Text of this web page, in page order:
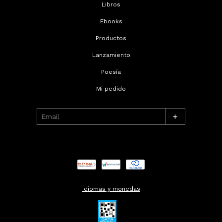
Libros
Ebooks
Productos
Lanzamiento
Poesía
Mi pedido
+
Idiomas y monedas